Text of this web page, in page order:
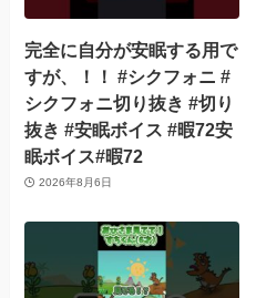
完全に自分が安眠する用で
すが、！！ #シクフォニ #
シクフォニ切り抜き #切り
抜き #安眠ボイス #暇72安
眠ボイス#暇72
2026年8月6日